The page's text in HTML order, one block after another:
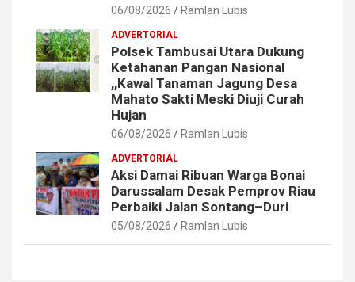
06/08/2026 Ramlan Lubis
ADVERTORIAL
Polsek Tambusai Utara Dukung
Ketahanan Pangan Nasional
,,Kawal Tanaman Jagung Desa
Mahato Sakti Meski Diuji Curah
Hujan
06/08/2026 Ramlan Lubis
ADVERTORIAL
Aksi Damai Ribuan Warga Bonai
Darussalam Desak Pemprov Riau
Perbaiki Jalan Sontang–Duri
05/08/2026 Ramlan Lubis